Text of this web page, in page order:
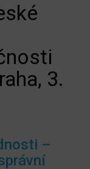
3.
–